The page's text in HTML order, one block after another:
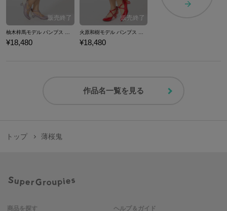
¥18,480 ¥18,480
作品名一覧を見る
トップ 薄桜鬼
商品を探す ヘルプ＆ガイド